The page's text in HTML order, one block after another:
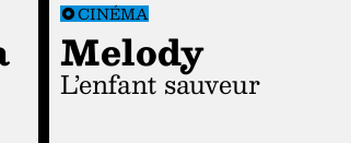
CINÉMA
Melody
L’enfant sauveur